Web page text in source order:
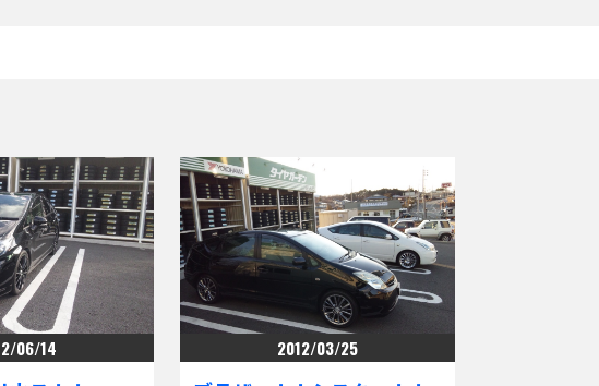
06/14 2012/03/25